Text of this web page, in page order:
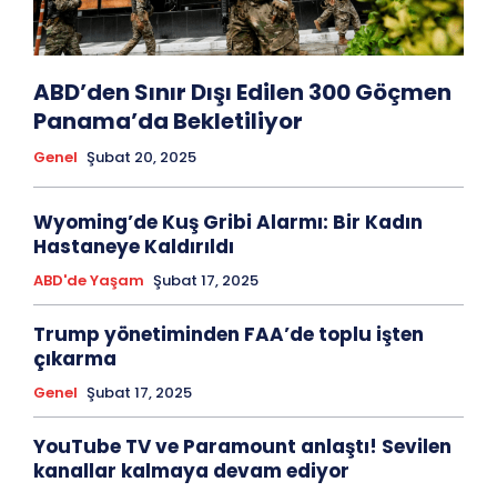
ABD’den Sınır Dışı Edilen 300 Göçmen
Panama’da Bekletiliyor
Genel Şubat 20, 2025
Wyoming’de Kuş Gribi Alarmı: Bir Kadın
Hastaneye Kaldırıldı
ABD'de Yaşam Şubat 17, 2025
Trump yönetiminden FAA’de toplu işten
çıkarma
Genel Şubat 17, 2025
YouTube TV ve Paramount anlaştı! Sevilen
kanallar kalmaya devam ediyor